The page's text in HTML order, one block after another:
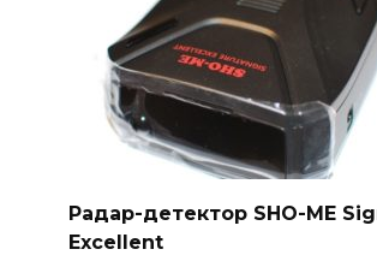
Радар-детектор SHO-ME
Excellent